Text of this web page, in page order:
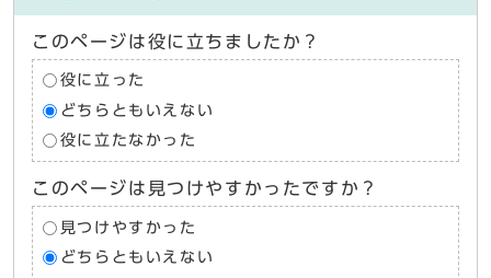
このページは役に立ちましたか？
役に立った
どちらともいえない
役に立たなかった
このページは見つけやすかったですか？
見つけやすかった
どちらともいえない